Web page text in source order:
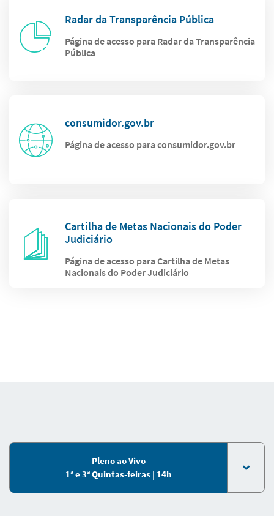
Radar da Transparência Pública
Página de acesso para Radar da Transparência
Pública
consumidor.gov.br
Página de acesso para consumidor.gov.br
Cartilha de Metas Nacionais do Poder
Judiciário
Página de acesso para Cartilha de Metas
Nacionais do Poder Judiciário
Pleno ao Vivo
1ª e 3ª Quintas-feiras | 14h